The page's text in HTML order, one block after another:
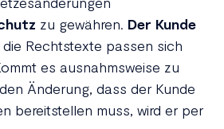
zu gewähren. Der Kunde
die Rechtstexte passen sich
es ausnahmsweise zu
Änderung, dass der Kunde
bereitstellen muss, wird er per